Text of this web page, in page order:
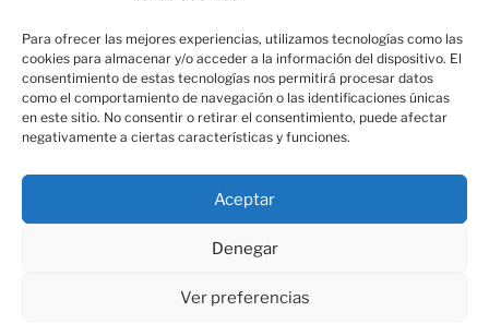
Para ofrecer las mejores experiencias, utilizamos tecnologías como las
cookies para almacenar y/o acceder a la información del dispositivo. El
consentimiento de estas tecnologías nos permitirá procesar datos
como el comportamiento de navegación o las identificaciones únicas
en este sitio. No consentir o retirar el consentimiento, puede afectar
negativamente a ciertas características y funciones.
Aceptar
Denegar
Ver preferencias